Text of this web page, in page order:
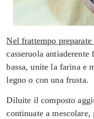
Nel frattempo
casseruola
bassa, unite la farina e
legno o con una frusta.
Diluite il composto
continuate a